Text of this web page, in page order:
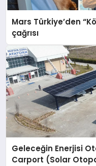
Mars Türkiye’den
çağrısı
Geleceğin Enerjisi
Carport (Solar